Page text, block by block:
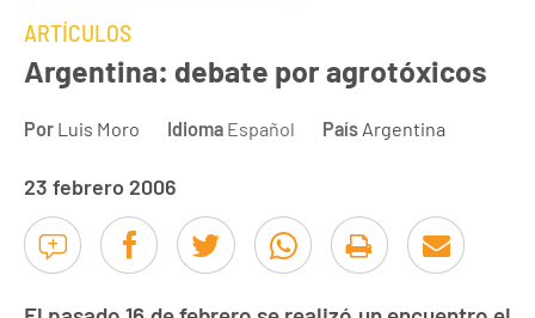
ARTÍCULOS
Argentina: debate por agrotóxicos
Por Luis Moro Idioma Español País Argentina
23 febrero 2006